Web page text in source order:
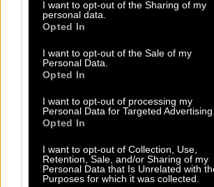
I want to opt-out of the Sharing of my
personal data.
Opted In
I want to opt-out of the Sale of my
Personal Data.
Opted In
I want to opt-out of processing my
Personal Data for Targeted Advertising.
Opted In
I want to opt-out of Collection, Use,
Retention, Sale, and/or Sharing of my
Personal Data that Is Unrelated with
Purposes for which it was collected.
Holländische Käsesorte mit meist roter
D A M E
R
Winterjacke mit Kapuze
N O R A
K
R B S
E